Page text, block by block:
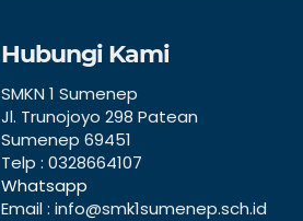
Hubungi Kami
SMKN 1 Sumenep
Jl. Trunojoyo 298 Patean
Sumenep 69451
Telp : 0328664107
Whatsapp
Email : info@smk1sumenep.sch.id